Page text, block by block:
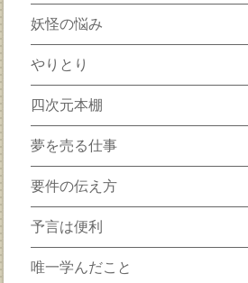
妖怪の悩み
やりとり
四次元本棚
夢を売る仕事
要件の伝え方
予言は便利
唯一学んだこと